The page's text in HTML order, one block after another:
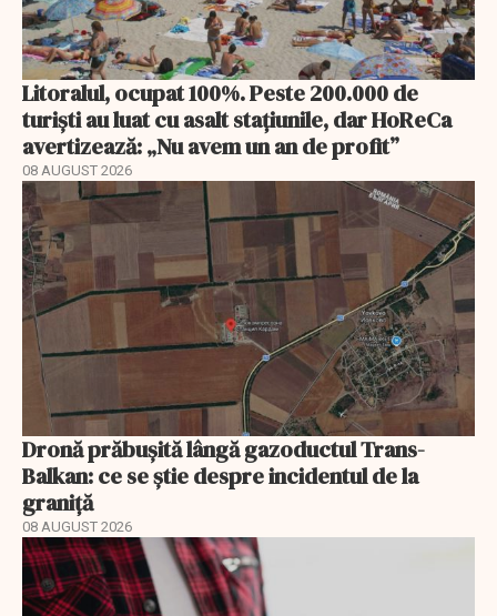
Litoralul, ocupat 100%. Peste 200.000 de
turiști au luat cu asalt stațiunile, dar HoReCa
avertizează: „Nu avem un an de profit”
08 AUGUST 2026
Dronă prăbușită lângă gazoductul Trans-
Balkan: ce se știe despre incidentul de la
graniță
08 AUGUST 2026